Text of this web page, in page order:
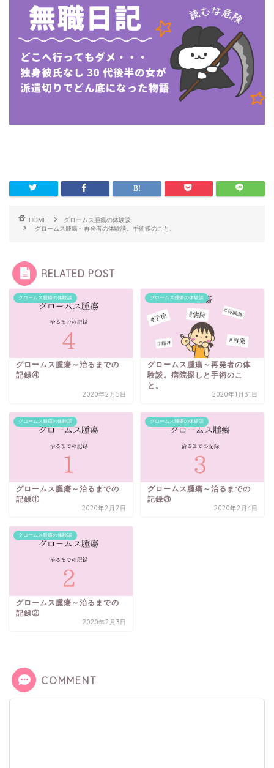
HOME
グロームス腫瘍の体験談
グロームス腫瘍～再発者の体験談。手術後のこと。
RELATED POST
グロームス腫瘍の体験談
グロームス腫瘍～治るまでの
記録④
2020年2月5日
グロームス腫瘍の体験談
グロームス腫瘍～再発者の体
験談。病院探しと手術のこ
と。
2020年1月31日
グロームス腫瘍の体験談
グロームス腫瘍～治るまでの
記録①
2020年2月2日
グロームス腫瘍の体験談
グロームス腫瘍～治るまでの
記録③
2020年2月4日
グロームス腫瘍の体験談
グロームス腫瘍～治るまでの
記録②
2020年2月3日
COMMENT